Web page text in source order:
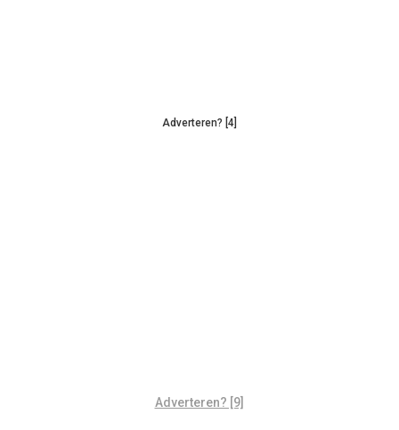
Adverteren? [4]
Adverteren? [9]